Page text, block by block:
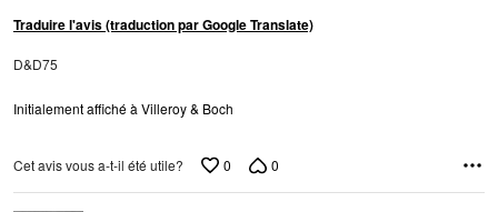
Traduire l'avis (traduction par Google Translate)
D&D75
Initialement affiché à Villeroy & Boch
Cet avis vous a-t-il été utile? 0 0